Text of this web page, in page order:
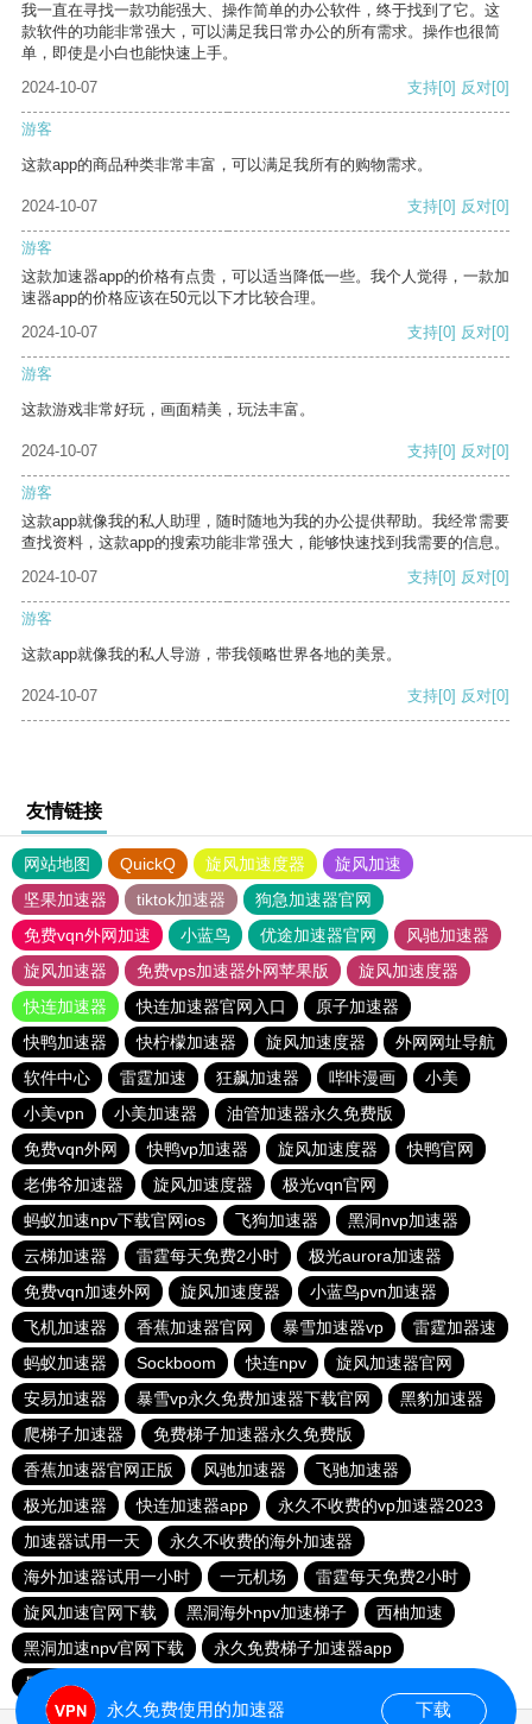
我一直在寻找一款功能强大、操作简单的办公软件，终于找到了它。这
款软件的功能非常强大，可以满足我日常办公的所有需求。操作也很简
单，即使是小白也能快速上手。
2024-10-07
支持[0] 反对[0]
游客
这款app的商品种类非常丰富，可以满足我所有的购物需求。
2024-10-07 支持[0] 反对[0]
游客
这款加速器app的价格有点贵，可以适当降低一些。我个人觉得，一款加
速器app的价格应该在50元以下才比较合理。
2024-10-07
支持[0] 反对[0]
游客
这款游戏非常好玩，画面精美，玩法丰富。
2024-10-07 支持[0] 反对[0]
游客
这款app就像我的私人助理，随时随地为我的办公提供帮助。我经常需要
查找资料，这款app的搜索功能非常强大，能够快速找到我需要的信息。
2024-10-07
支持[0] 反对[0]
游客
这款app就像我的私人导游，带我领略世界各地的美景。
2024-10-07 支持[0] 反对[0]
友情链接
网站地图 QuickQ 旋风加速度器
旋风加速
坚果加速器
tiktok加速器
狗急加速器官网
免费vqn外网加速
小蓝鸟 优途加速器官网
风驰加速器
旋风加速器
免费vps加速器外网苹果版
旋风加速度器
快连加速器
快连加速器官网入口
原子加速器
快鸭加速器
快柠檬加速器 旋风加速度器
外网网址导航
软件中心
雷霆加速 狂飙加速器 哔咔漫画
小美
小美vpn
小美加速器
油管加速器永久免费版
免费vqn外网
快鸭vp加速器 旋风加速度器
快鸭官网
老佛爷加速器
旋风加速度器
极光vqn官网
蚂蚁加速npv下载官网ios
飞狗加速器
黑洞nvp加速器
云梯加速器
雷霆每天免费2小时
极光aurora加速器
免费vqn加速外网
旋风加速度器
小蓝鸟pvn加速器
飞机加速器
香蕉加速器官网 暴雪加速器vp
雷霆加器速
蚂蚁加速器
Sockboom 快连npv
旋风加速器官网
安易加速器
暴雪vp永久免费加速器下载官网
黑豹加速器
爬梯子加速器
免费梯子加速器永久免费版
香蕉加速器官网正版
风驰加速器
飞驰加速器
极光加速器
快连加速器app
永久不收费的vp加速器2023
加速器试用一天
永久不收费的海外加速器
海外加速器试用一小时
一元机场
雷霆每天免费2小时
旋风加速官网下载
黑洞海外npv加速梯子
西柚加速
黑洞加速npv官网下载
永久免费梯子加速器app
暴雪加速器
永久免费使用的加速器 下载